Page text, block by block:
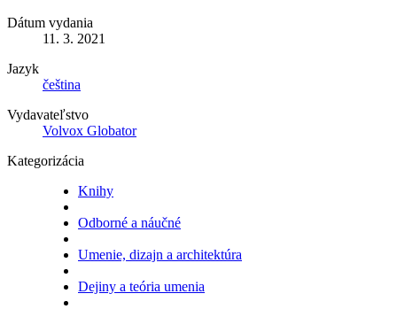
Dátum vydania
11. 3. 2021
Jazyk
čeština
Vydavateľstvo
Volvox Globator
Kategorizácia
Knihy
Odborné a náučné
Umenie, dizajn a architektúra
Dejiny a teória umenia